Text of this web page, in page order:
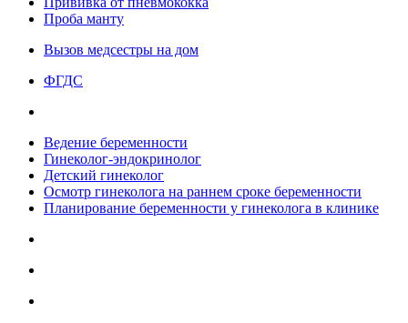
Проба манту
Вызов медсестры на дом
ФГДС
Ведение беременности
Гинеколог-эндокринолог
Детский гинеколог
Осмотр гинеколога на раннем сроке беременности
Планирование беременности у гинеколога в клинике